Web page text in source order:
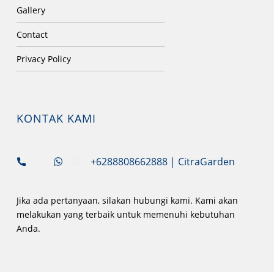
Gallery
Contact
Privacy Policy
KONTAK KAMI
+6288808662888| CitraGarden
Jika ada pertanyaan, silakan hubungi kami. Kami akan
melakukan yang terbaik untuk memenuhi kebutuhan
Anda.